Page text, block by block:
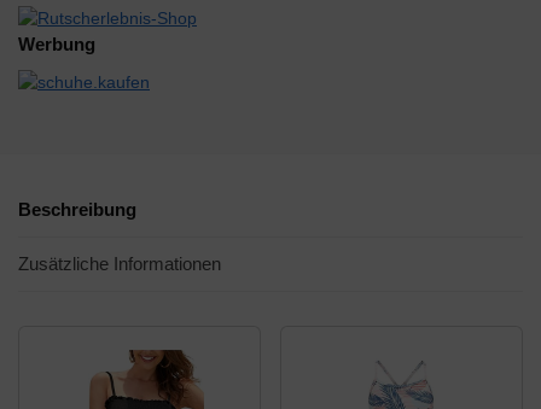
Werbung
Beschreibung
Zusätzliche Informationen